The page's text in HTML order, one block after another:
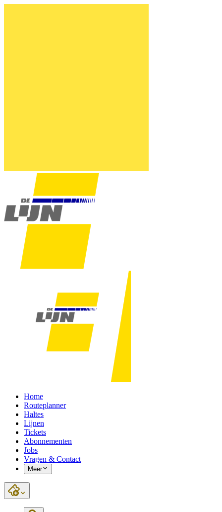
Home
Routeplanner
Haltes
Lijnen
Tickets
Abonnementen
Jobs
Vragen & Contact
Meer